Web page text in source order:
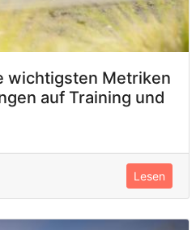
wichtigsten Metriken
auf Training und
Lesen